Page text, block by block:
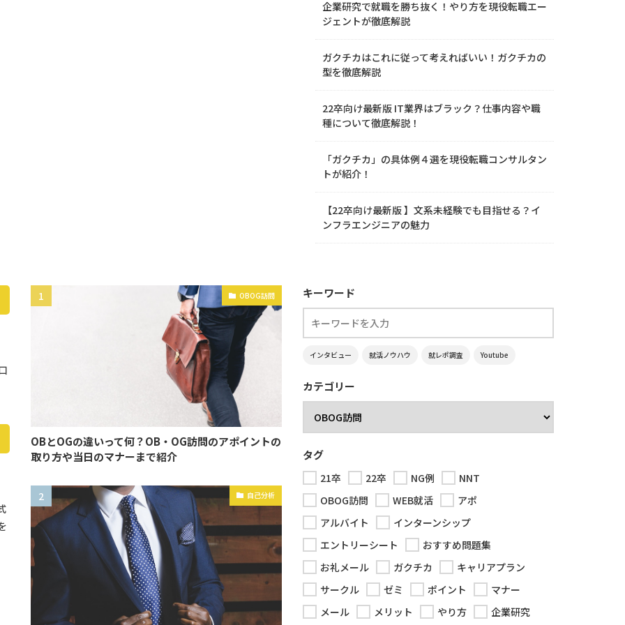
企業研究で就職を勝ち抜く！やり方を現役転職エー
ジェントが徹底解説
ガクチカはこれに従って考えればいい！ガクチカの
型を徹底解説
22卒向け最新版 IT業界はブラック？仕事内容や職
種について徹底解説！
「ガクチカ」の具体例４選を現役転職コンサルタン
トが紹介！
【22卒向け最新版 】文系未経験でも目指せる？イ
ンフラエンジニアの魅力
OBOG訪問
OBとOGの違いって何？OB・OG訪問のアポイントの
取り方や当日のマナーまで紹介
自己分析
キーワード
インタビュー 就活ノウハウ 就レポ調査 Youtube
カテゴリー
タグ
21卒 22卒 NG例
NNT
OBOG訪問
WEB就活
アポ
アルバイト
インターンシップ
エントリーシート
おすすめ問題集
お礼メール
ガクチカ
キャリアプラン
サークル
ゼミ ポイント
マナー
メール
メリット やり方 企業研究